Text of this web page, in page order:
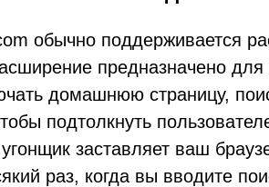
обычно поддерживается
предназначено
домашнюю страницу,
подтолкнуть
заставляет ваш
раз, когда вы вводите